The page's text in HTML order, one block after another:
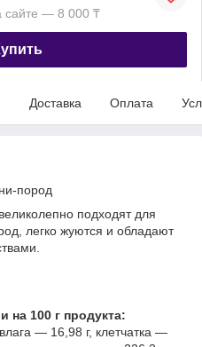
сайте — 8 000 ₸
Доставка Оплата
пород
подходят для
легко жуются и обладают
на 100 г продукта:
— 16,98 г, клетчатка —